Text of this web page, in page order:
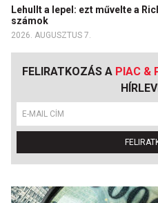
Lehullt a lepel: ezt művelte a
számok
2026. AUGUSZTUS 7.
FELIRATKOZÁS A PIAC &